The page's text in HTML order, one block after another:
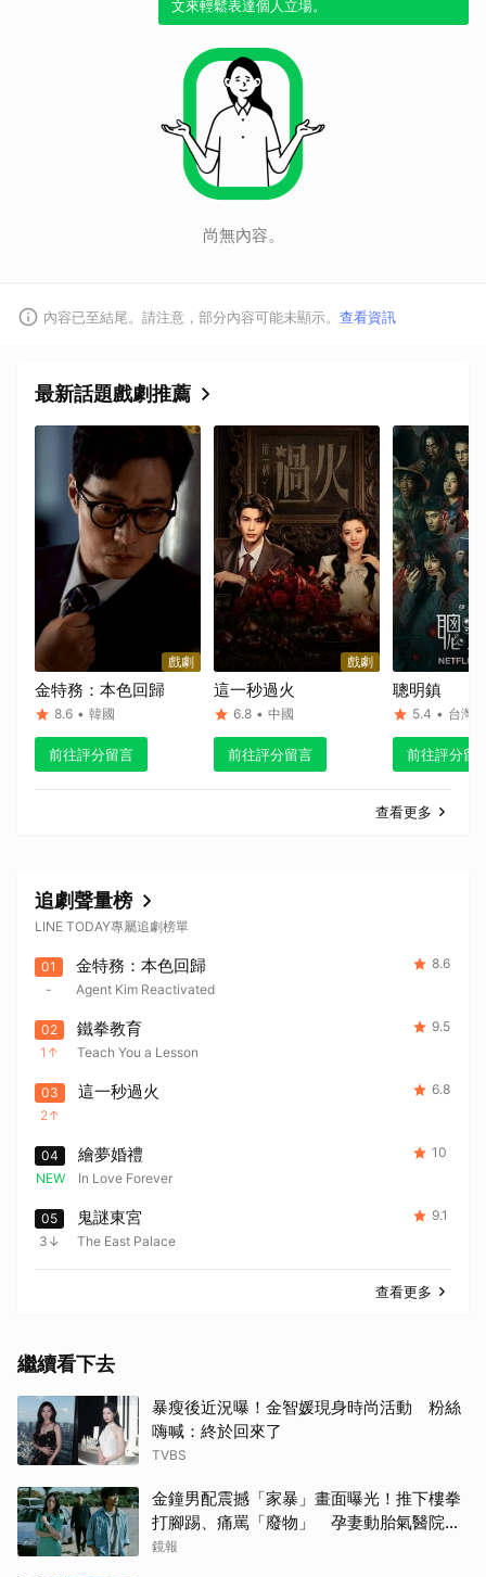
文來輕鬆表達個人立場。
尚無內容。
內容已至結尾。請注意，部分內容可能未顯示。 查看資訊
最新話題戲劇推薦
戲劇
金特務：本色回歸
8.6 • 韓國
前往評分留言
戲劇
這一秒過火
6.8 • 中國
前往評分留言
聰明鎮
5.4 • 台灣
前往評分留
查看更多
追劇聲量榜
LINE TODAY專屬追劇榜單
01
-
金特務：本色回歸
Agent Kim Reactivated
8.6
02
1
鐵拳教育
Teach You a Lesson
9.5
03
2
這一秒過火 6.8
04
NEW
繪夢婚禮
In Love Forever
10
05
3
鬼謎東宮
The East Palace
9.1
查看更多
繼續看下去
暴瘦後近況曝！金智媛現身時尚活動 粉絲
嗨喊：終於回來了
TVBS
金鐘男配震撼「家暴」畫面曝光！推下樓拳
打腳踢、痛罵「廢物」 孕妻動胎氣醫院爆
激烈衝突
鏡報